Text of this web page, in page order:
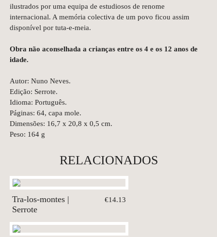
ilustrados por uma equipa de estudiosos de renome
internacional. A memória colectiva de um povo ficou assim
disponível por tuta-e-meia.
Obra não aconselhada a crianças entre os 4 e os 12 anos de
idade.
Autor: Nuno Neves.
Edição: Serrote.
Idioma: Português.
Páginas: 64, capa mole.
Dimensões: 16,7 x 20,8 x 0,5 cm.
Peso: 164 g
RELACIONADOS
Tra-los-montes |
Serrote
€14.13